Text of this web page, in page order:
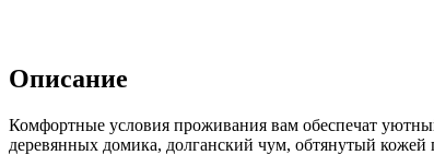
Описание
Комфортные условия проживания вам обеспечат
деревянных домика, долганский чум, обтянутый кожей